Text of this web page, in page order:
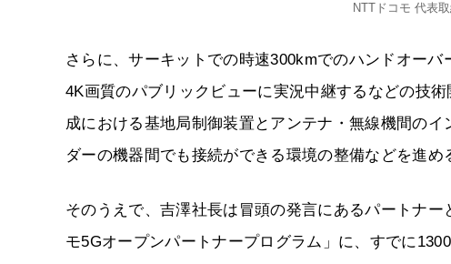
NTTドコモ 代表
さらに、サーキットでの時速300kmでのハンドオー
4K画質のパブリックビューに実況中継するなどの技
成における基地局制御装置とアンテナ・無線機間の
ダーの機器間でも接続ができる環境の整備などを進め
そのうえで、吉澤社長は冒頭の発言にあるパートナ
モ5Gオープンパートナープログラム」に、すでに